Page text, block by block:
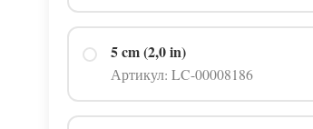
5 cm (2,0 in)
Артикул: LC-00008186